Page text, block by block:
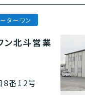
ターワン
ン北斗営業
8番12号